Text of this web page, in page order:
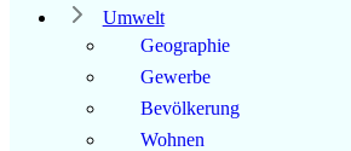
Umwelt
Geographie
Gewerbe
Bevölkerung
Wohnen